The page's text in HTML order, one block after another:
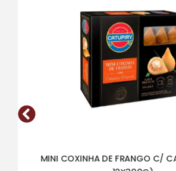
MINI COXINHA DE FRANGO C/